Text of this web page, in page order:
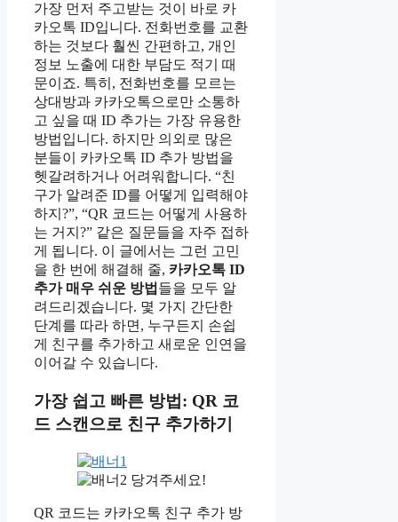
가장 먼저 주고받는 것이 바로 카
카오톡 ID입니다. 전화번호를 교환
하는 것보다 훨씬 간편하고, 개인
정보 노출에 대한 부담도 적기 때
문이죠. 특히, 전화번호를 모르는
상대방과 카카오톡으로만 소통하
고 싶을 때 ID 추가는 가장 유용한
방법입니다. 하지만 의외로 많은
분들이 카카오톡 ID 추가 방법을
헷갈려하거나 어려워합니다. “친
구가 알려준 ID를 어떻게 입력해야
하지?”, “QR 코드는 어떻게 사용하
는 거지?” 같은 질문들을 자주 접하
게 됩니다. 이 글에서는 그런 고민
을 한 번에 해결해 줄, 카카오톡 ID
추가 매우 쉬운 방법 들을 모두 알
려드리겠습니다. 몇 가지 간단한
단계를 따라 하면, 누구든지 손쉽
게 친구를 추가하고 새로운 인연을
이어갈 수 있습니다.
가장 쉽고 빠른 방법: QR 코
드 스캔으로 친구 추가하기
당겨주세요!
QR 코드는 카카오톡 친구 추가 방